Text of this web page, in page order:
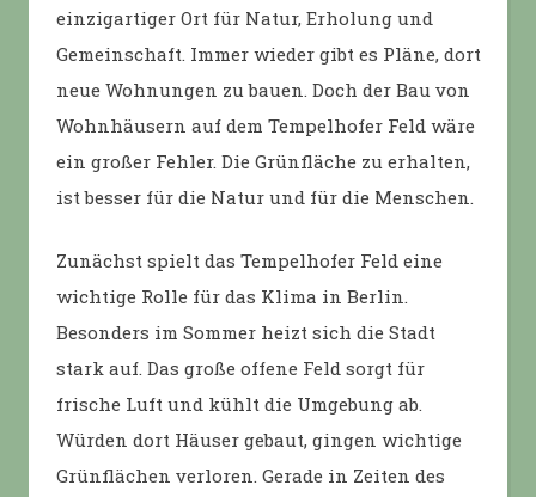
einzigartiger Ort für Natur, Erholung und
Gemeinschaft. Immer wieder gibt es Pläne, dort
neue Wohnungen zu bauen. Doch der Bau von
Wohnhäusern auf dem Tempelhofer Feld wäre
ein großer Fehler. Die Grünfläche zu erhalten,
ist besser für die Natur und für die Menschen.
Zunächst spielt das Tempelhofer Feld eine
wichtige Rolle für das Klima in Berlin.
Besonders im Sommer heizt sich die Stadt
stark auf. Das große offene Feld sorgt für
frische Luft und kühlt die Umgebung ab.
Würden dort Häuser gebaut, gingen wichtige
Grünflächen verloren. Gerade in Zeiten des